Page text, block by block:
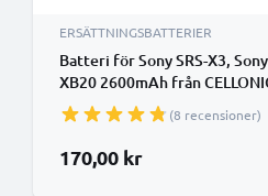
ERSÄTTNINGSBATTERIER
Batteri för Sony SRS-X3, Sony
XB20 2600mAh från
(8 recensioner)
170,00 kr